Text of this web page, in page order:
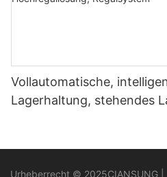
Vollautomatische,
Lagerhaltung, stehendes
Urheberrecht © 2025CIANSUNG